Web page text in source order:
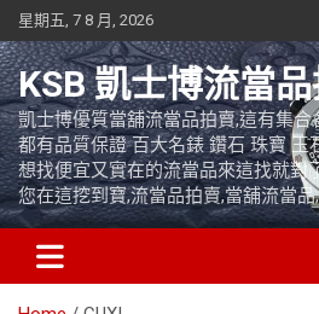
Skip
to
content
星期五, 7 8 月, 2026
KSB 凱士博流當
凱士博優質當舖流當品拍賣,這有集
都有品質保證 百大名錶 鑽石 珠寶 玉
想找便宜又實在的流當品來這找就對
您在這挖到寶,流當品拍賣,當舖流當